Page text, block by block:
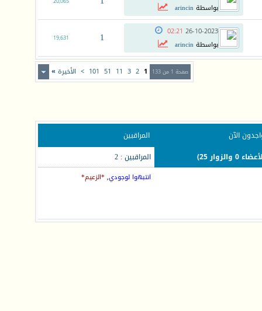
بواسطةarincin
26-10-2023
02:21
بواسطةarincin
1
19,631
صفحة 1 من 133 1
2
3
11
51
101
> الأخيرة »
الآن
المراقبين
المراقبين : 2
انتبهوا لوجودي, *الزعيم*